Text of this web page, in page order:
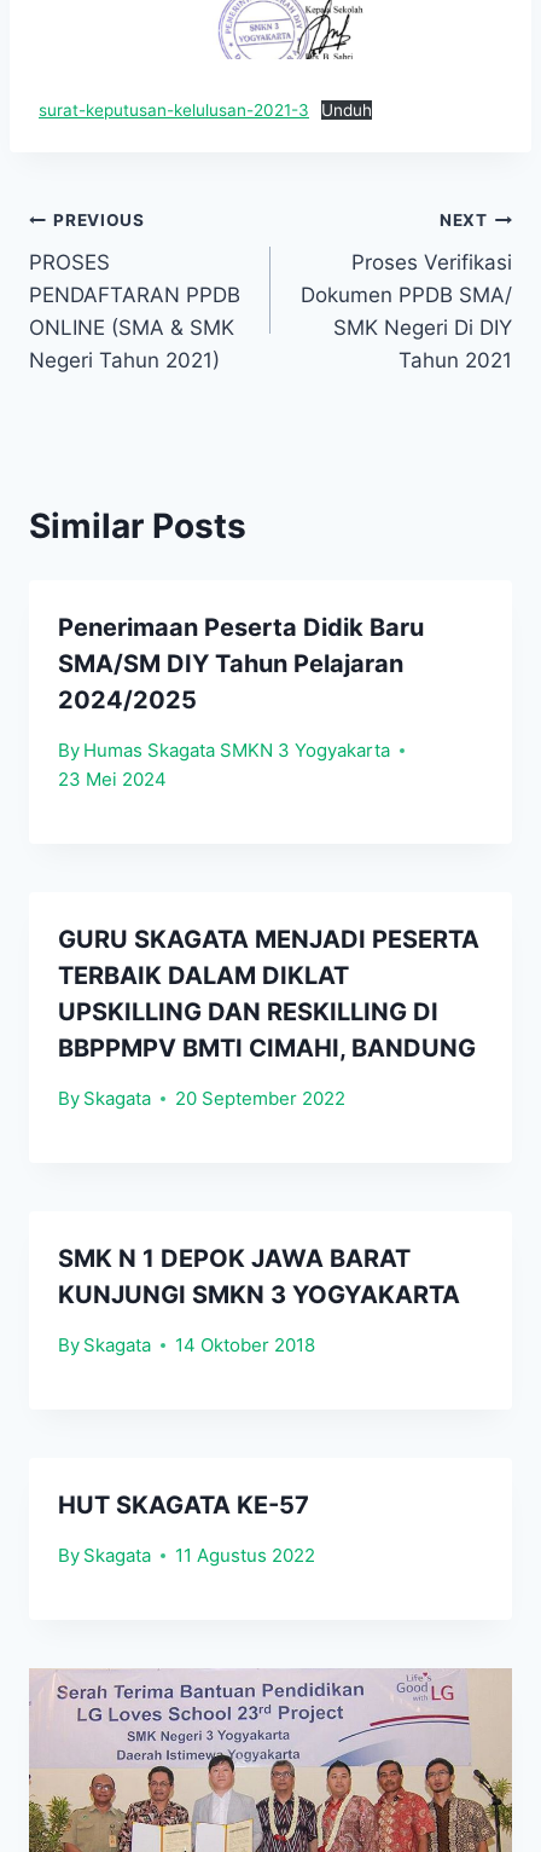
surat-keputusan-kelulusan-2021-3 Unduh
Navigasi
pos
PREVIOUS
PROSES
PENDAFTARAN PPDB
ONLINE (SMA & SMK
Negeri Tahun 2021)
NEXT
Proses Verifikasi
Dokumen PPDB SMA/
SMK Negeri Di DIY
Tahun 2021
Similar Posts
Penerimaan Peserta Didik Baru
SMA/SM DIY Tahun Pelajaran
2024/2025
By Humas Skagata SMKN 3 Yogyakarta
23 Mei 2024
GURU SKAGATA MENJADI PESERTA
TERBAIK DALAM DIKLAT
UPSKILLING DAN RESKILLING DI
BBPPMPV BMTI CIMAHI, BANDUNG
By Skagata 20 September 2022
SMK N 1 DEPOK JAWA BARAT
KUNJUNGI SMKN 3 YOGYAKARTA
By Skagata 14 Oktober 2018
HUT SKAGATA KE-57
By Skagata 11 Agustus 2022